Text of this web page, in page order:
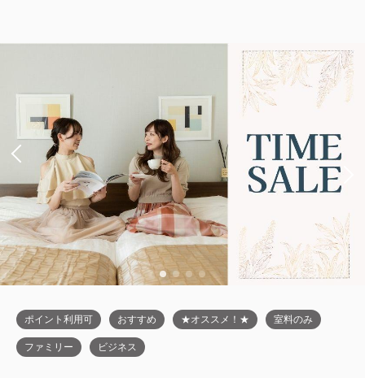
税・サービス料込
会員価格 41,800円
大人 1
税・サービス料込
2
Wi-Fiあり（無料）
残り1室 詳細 今すぐ予約
ポイント利用可 おすすめ ★オススメ！★ 室料のみ
ファミリー ビジネス